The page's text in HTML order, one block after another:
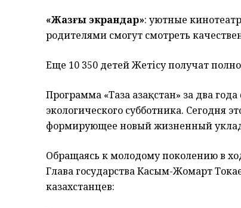
«Жазғы экрандар»: уютные
родителями смогут смотреть
Еще 10 350 детей Жетісу получат
Программа «Таза Қазақстан» за два
экологического субботника. Сегодня
формирующее новый жизненный
Обращаясь к молодому поколению в
Глава государства Касым-Жомарт
казахстанцев: